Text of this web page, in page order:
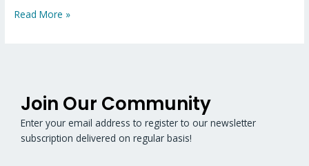
Read More »
Join Our Community
Enter your email address to register to our newsletter
subscription delivered on regular basis!